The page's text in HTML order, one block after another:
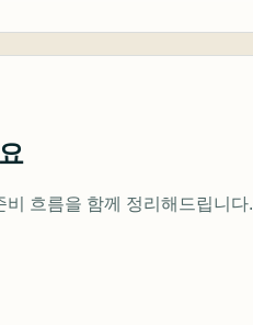
흐름을 함께 정리해드립니다.